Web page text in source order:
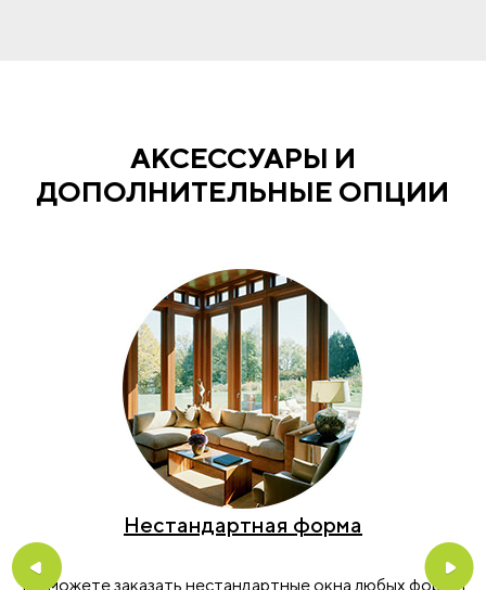
АКСЕССУАРЫ И
ДОПОЛНИТЕЛЬНЫЕ ОПЦИИ
Нестандартная форма
Вы можете заказать нестандартные окна любых форм и
Previous